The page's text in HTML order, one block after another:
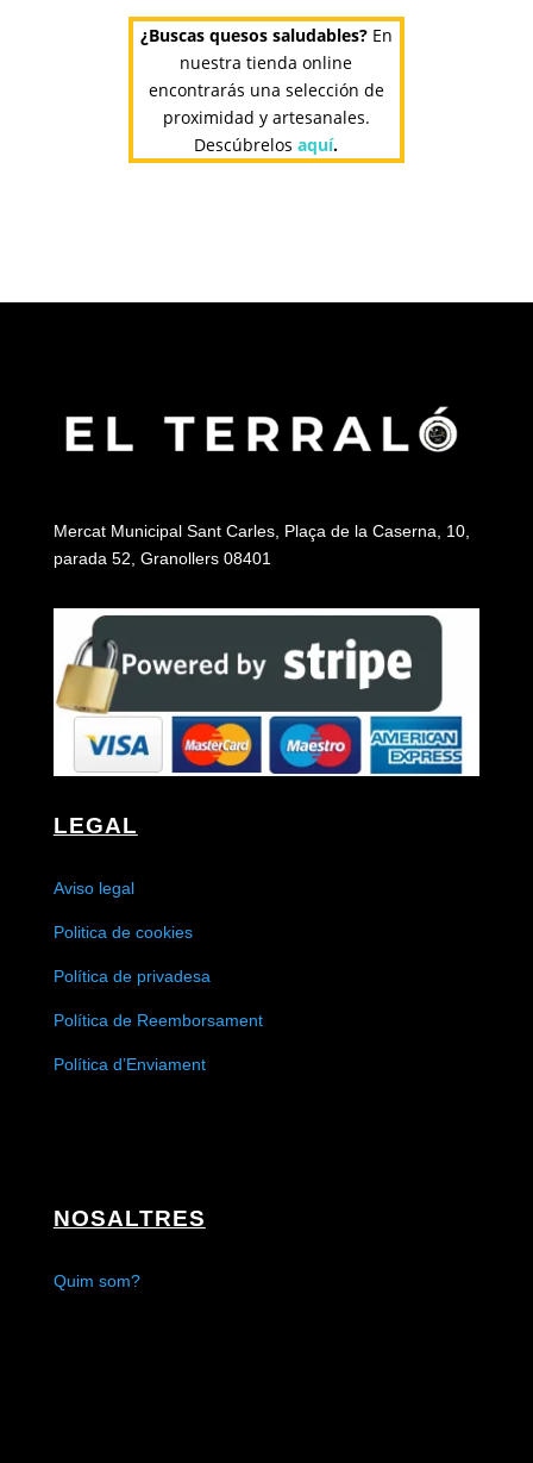
¿Buscas quesos saludables?En
nuestra tienda online
encontrarás una selección de
proximidad y artesanales.
Descúbrelos aquí.
Mercat Municipal Sant Carles, Plaça de la Caserna, 10,
parada 52, Granollers 08401
LEGAL
Aviso legal
Politica de cookies
Política de privadesa
Política de Reemborsament
Política d’Enviament
NOSALTRES
Quim som?